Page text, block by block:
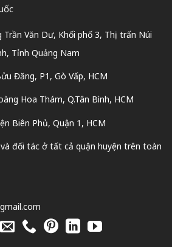
Văn Dư, Khối phố 3, Thị trấn Núi
Tỉnh Quảng Nam
Đăng, P1, Gò Vấp, HCM
Hoa Thám, Q.Tân Bình, HCM
Biên Phủ, Quận 1, HCM
đối tác ở tất cả quận huyện trên toàn